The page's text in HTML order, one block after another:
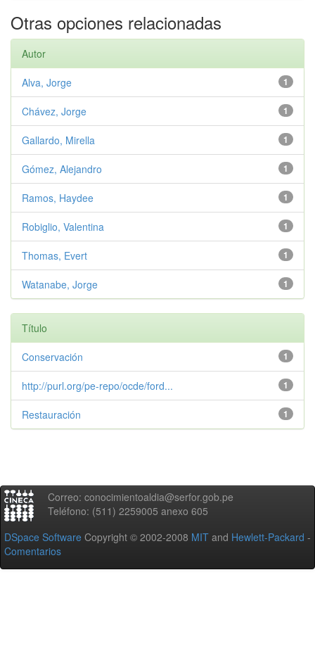
Otras opciones relacionadas
Autor
1
Alva, Jorge
1
Chávez, Jorge
1
Gallardo, Mirella
1
Gómez, Alejandro
1
Ramos, Haydee
1
Robiglio, Valentina
1
Thomas, Evert
1
Watanabe, Jorge
Título
1
Conservación
1
http://purl.org/pe-repo/ocde/ford...
1
Restauración
Correo: conocimientoaldia@serfor.gob.pe
Teléfono: (511) 2259005 anexo 605
DSpace Software Copyright © 2002-2008 MIT and Hewlett-Packard -
Comentarios